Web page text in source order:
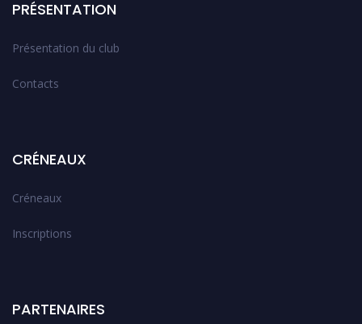
PRÉSENTATION
Présentation du club
Contacts
CRÉNEAUX
Créneaux
Inscriptions
PARTENAIRES